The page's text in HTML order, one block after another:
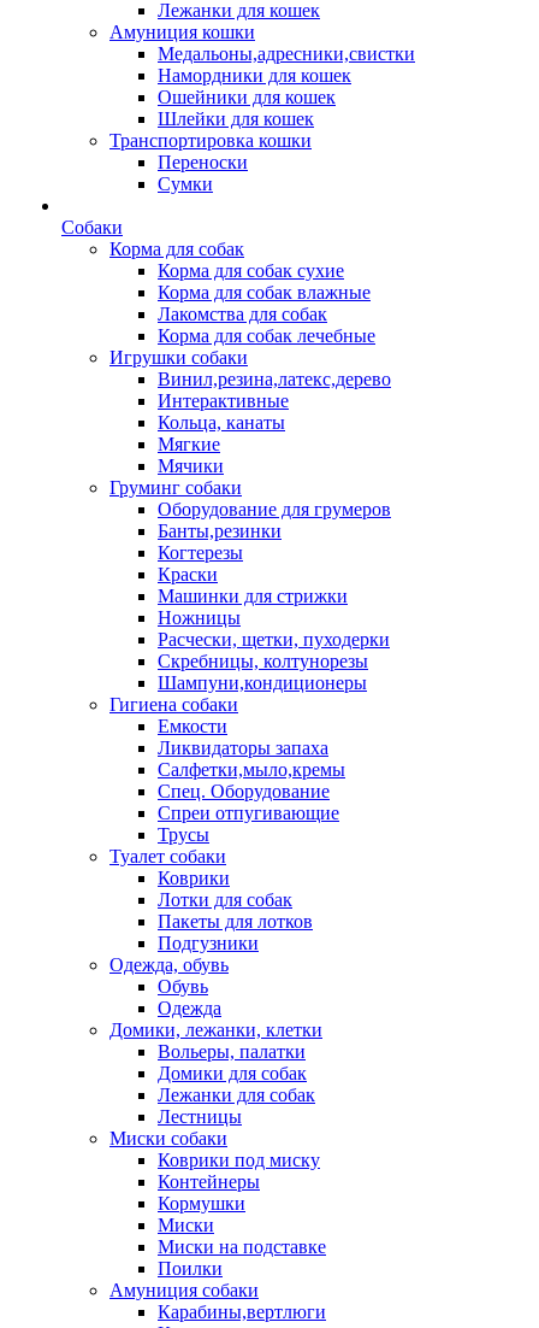
Лежанки для кошек
Амуниция кошки
Медальоны,адресники,свистки
Намордники для кошек
Ошейники для кошек
Шлейки для кошек
Транспортировка кошки
Переноски
Сумки
Собаки
Корма для собак
Корма для собак сухие
Корма для собак влажные
Лакомства для собак
Корма для собак лечебные
Игрушки собаки
Винил,резина,латекс,дерево
Интерактивные
Кольца, канаты
Мягкие
Мячики
Груминг собаки
Оборудование для грумеров
Банты,резинки
Когтерезы
Краски
Машинки для стрижки
Ножницы
Расчески, щетки, пуходерки
Скребницы, колтунорезы
Шампуни,кондиционеры
Гигиена собаки
Емкости
Ликвидаторы запаха
Салфетки,мыло,кремы
Спец. Оборудование
Спреи отпугивающие
Трусы
Туалет собаки
Коврики
Лотки для собак
Пакеты для лотков
Подгузники
Одежда, обувь
Обувь
Одежда
Домики, лежанки, клетки
Вольеры, палатки
Домики для собак
Лежанки для собак
Лестницы
Миски собаки
Коврики под миску
Контейнеры
Кормушки
Миски
Миски на подставке
Поилки
Амуниция собаки
Карабины,вертлюги